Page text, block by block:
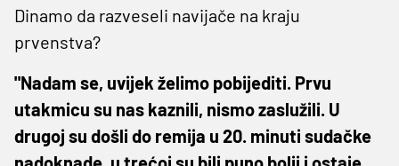
Dinamo da razveseli navijače na kraju
prvenstva?
"Nadam se, uvijek želimo pobijediti. Prvu
utakmicu su nas kaznili, nismo zaslužili. U
drugoj su došli do remija u 20. minuti sudačke